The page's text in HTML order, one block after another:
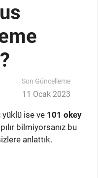
Son Güncelleme
11 Ocak 2023
yüklü ise ve 101 okey
bilmiyorsanız bu
anlattık.